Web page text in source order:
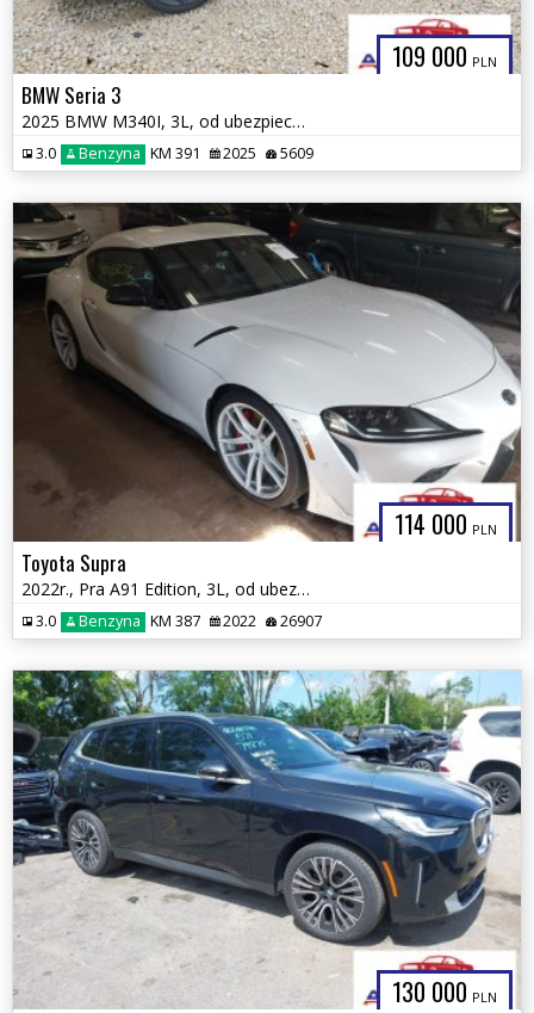
109 000 PLN
BMW Seria 3
2025 BMW M340I, 3L, od ubezpieczalni
3.0 Benzyna KM 391 2025 5609
114 000 PLN
Toyota Supra
2022r., Pra A91 Edition, 3L, od ubezpieczalni
3.0 Benzyna KM 387 2022 26907
130 000 PLN